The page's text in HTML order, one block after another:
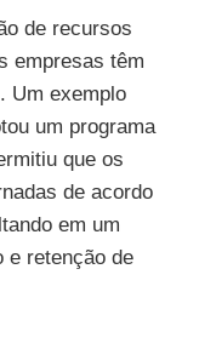
de recursos
empresas têm
Um exemplo
um programa
que os
de acordo
em um
e retenção de